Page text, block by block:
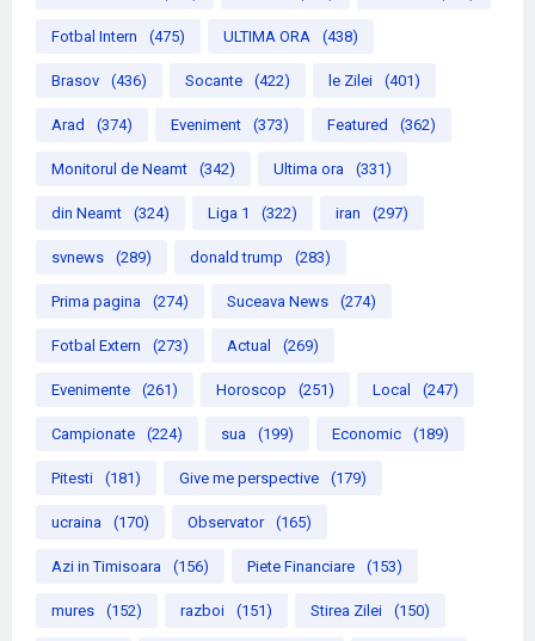
Fotbal Intern (475) ULTIMA ORA (438)
Brasov (436) Socante (422) le Zilei (401)
Arad (374) Eveniment (373) Featured (362)
Monitorul de Neamt (342) Ultima ora (331)
din Neamt (324) Liga 1 (322) iran (297)
svnews (289) donald trump (283)
Prima pagina (274) Suceava News (274)
Fotbal Extern (273) Actual (269)
Evenimente (261) Horoscop (251) Local (247)
Campionate (224) sua (199) Economic (189)
Pitesti (181) Give me perspective (179)
ucraina (170) Observator (165)
Azi in Timisoara (156) Piete Financiare (153)
mures (152) razboi (151) Stirea Zilei (150)